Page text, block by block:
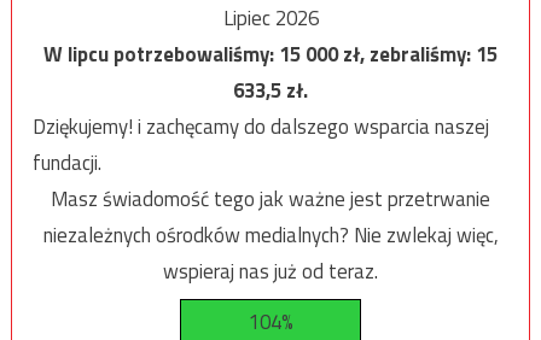
Lipiec 2026
W lipcu potrzebowaliśmy:15 000zł, zebraliśmy:15
633,5zł.
Dziękujemy! i zachęcamy do dalszego wsparcia naszej
fundacji.
Masz świadomość tego jak ważne jest przetrwanie
niezależnych ośrodków medialnych? Nie zwlekaj więc,
wspieraj nas już od teraz.
104%